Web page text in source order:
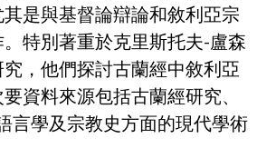
是與基督論辯論和敘利亞宗
特別著重於克里斯托夫-盧森
，他們探討古蘭經中敘利亞
資料來源包括古蘭經研究、
言學及宗教史方面的現代學術